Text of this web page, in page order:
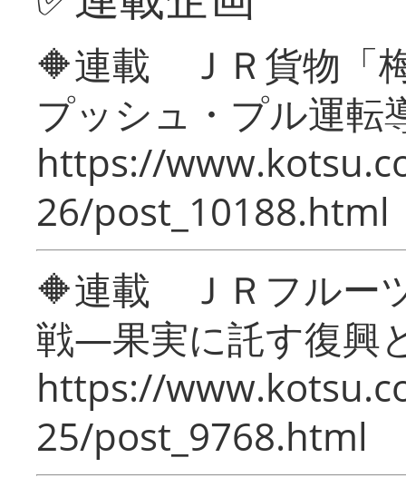
🔶連載 ＪＲ貨物「
プッシュ・プル運転
https://
26/post_10188.html
🔶連載 ＪＲフルー
戦―果実に託す復興
https://
25/post_9768.html